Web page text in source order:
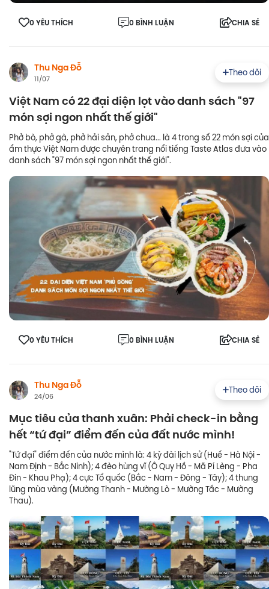
0 YÊU THÍCH 0 BÌNH LUẬN CHIA SẺ
Thu Nga Đỗ
11/07
Theo dõi
Việt Nam có 22 đại diện lọt vào danh sách "97
món sợi ngon nhất thế giới"
Phở bò, phở gà, phở hải sản, phở chua... là 4 trong số 22 món sợi của
ẩm thực Việt Nam được chuyên trang nổi tiếng Taste Atlas đưa vào
danh sách "97 món sợi ngon nhất thế giới".
0 YÊU THÍCH 0 BÌNH LUẬN CHIA SẺ
Thu Nga Đỗ
24/06
Theo dõi
Mục tiêu của thanh xuân: Phải check-in bằng
hết “tứ đại” điểm đến của đất nước mình!
"Tứ đại" điểm đến của nước mình là: 4 kỳ đài lịch sử (Huế - Hà Nội -
Nam Định - Bắc Ninh); 4 đèo hùng vĩ (Ô Quy Hồ - Mã Pí Lèng - Pha
Đin - Khau Phạ); 4 cực Tổ quốc (Bắc - Nam - Đông - Tây); 4 thung
lũng mùa vàng (Mường Thanh - Mường Lò - Mường Tấc - Mường
Thau).